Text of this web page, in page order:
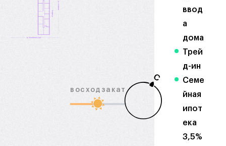
восход закат
С
ввод
а
дома
Трей
д-ин
Семе
йная
ипот
ека
3,5%